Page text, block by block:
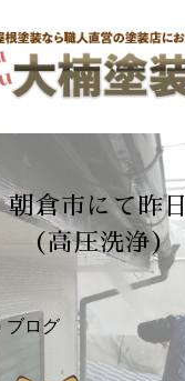
倉市にて昨
（高圧洗浄）
ブログ